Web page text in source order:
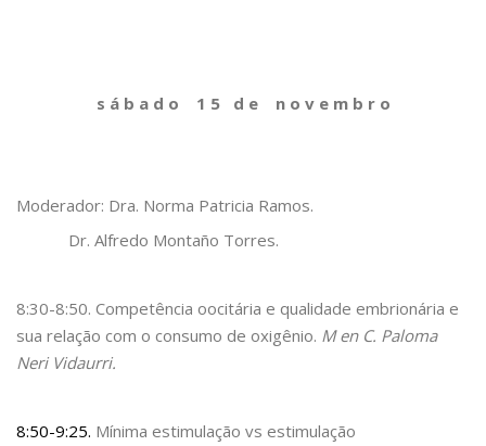
s á b a d o 1 5 d e n o v e m b r o
Moderador: Dra. Norma Patricia Ramos.
Dr. Alfredo Montaño Torres.
8:30-8:50. Competência oocitária e qualidade embrionária e
sua relação com o consumo de oxigênio. M en C. Paloma
Neri Vidaurri.
8:50-9:25. Mínima estimulação vs estimulação